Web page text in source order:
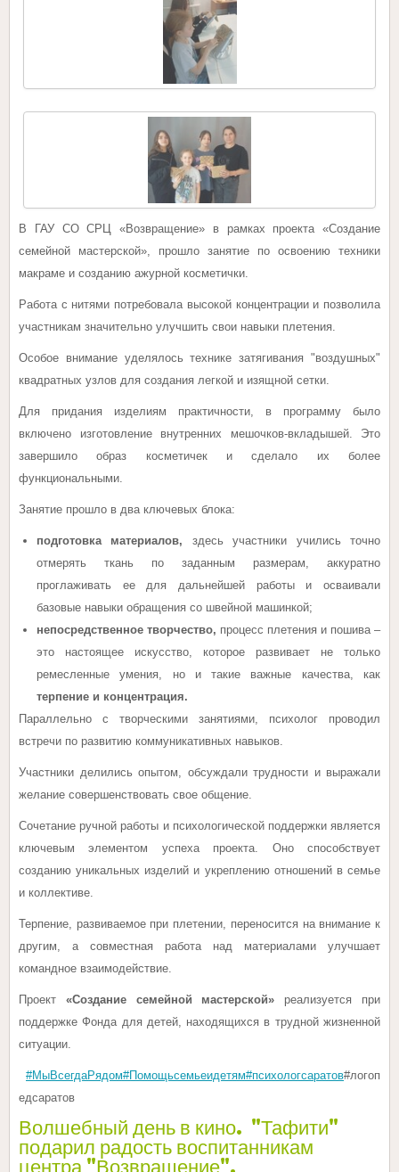
В ГАУ СО СРЦ «Возвращение» в рамках проекта «Создание
семейной мастерской», прошло занятие по освоению техники
макраме и созданию ажурной косметички.
Работа с нитями потребовала высокой концентрации и позволила
участникам значительно улучшить свои навыки плетения.
Особое внимание уделялось технике затягивания "воздушных"
квадратных узлов для создания легкой и изящной сетки.
Для придания изделиям практичности, в программу было
включено изготовление внутренних мешочков-вкладышей. Это
завершило образ косметичек и сделало их более
функциональными.
Занятие прошло в два ключевых блока:
подготовка материалов, здесь участники учились точно
отмерять ткань по заданным размерам, аккуратно
проглаживать ее для дальнейшей работы и осваивали
базовые навыки обращения со швейной машинкой;
непосредственное творчество, процесс плетения и пошива –
это настоящее искусство, которое развивает не только
ремесленные умения, но и такие важные качества, как
терпение и концентрация.
Параллельно с творческими занятиями, психолог проводил
встречи по развитию коммуникативных навыков.
Участники делились опытом, обсуждали трудности и выражали
желание совершенствовать свое общение.
Сочетание ручной работы и психологической поддержки является
ключевым элементом успеха проекта. Оно способствует
созданию уникальных изделий и укреплению отношений в семье
и коллективе.
Терпение, развиваемое при плетении, переносится на внимание к
другим, а совместная работа над материалами улучшает
командное взаимодействие.
Проект «Создание семейной мастерской» реализуется при
поддержке Фонда для детей, находящихся в трудной жизненной
ситуации.
#МыВсегдаРядом#Помощьсемьеидетям#психологсаратов#логоп
едсаратов
Волшебный день в кино. "Тафити"
подарил радость воспитанникам
центра "Возвращение".